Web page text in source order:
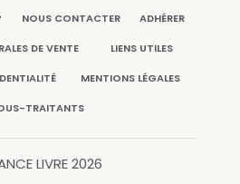
NOUS CONTACTER ADHÉRER
DE VENTE LIENS UTILES
MENTIONS LÉGALES
TRAITANTS
LIVRE2026